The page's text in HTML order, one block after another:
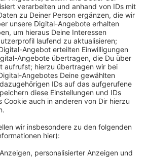
am Freitag in Schleiden
Euskirchen ist auch am
Wer noch keine Corona-
hat oder die Zweitimpfung
statt ins Impfzentrum Marmagen